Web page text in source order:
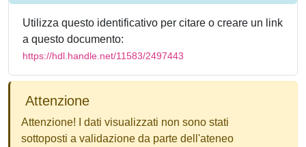
Utilizza questo identificativo per citare o creare un link
a questo documento:
https://hdl.handle.net/11583/2497443
Attenzione
Attenzione! I dati visualizzati non sono stati
sottoposti a validazione da parte dell'ateneo